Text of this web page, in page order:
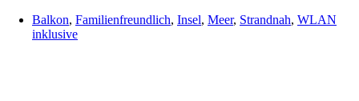
Balkon, Familienfreundlich, Insel, Meer, Strandnah, WLAN
inklusive